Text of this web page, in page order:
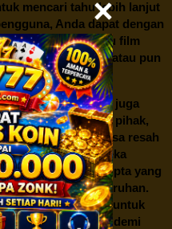
mencari tahu lebih lanjut
Anda dapat dengan
ditonton, baik itu film
yang sedang hits, atau pun
kualitas terbaik.
manis,Rebahan21juga
film. Banyak pihak,
hak cipta, merasa resah
seperti ini. Mereka
pelanggaran hak cipta yang
secara keseluruhan.
dalam upaya untuk
Rebahan21 demi